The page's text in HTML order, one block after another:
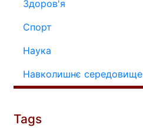
Здоров'я
Спорт
Наука
Навколишнє середовище
Tags